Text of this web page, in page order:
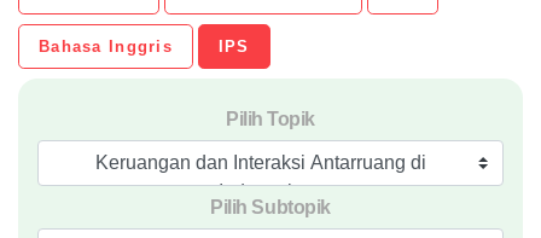
Bahasa Inggris IPS
Pilih Topik
Keruangan dan Interaksi Antarruang di
Indonesia
Pilih Subtopik